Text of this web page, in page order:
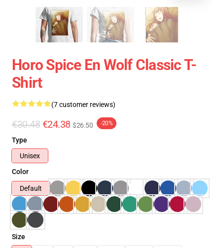
Horo Spice En Wolf Classic T-
Shirt
(7 customer reviews)
€30.48 €24.38 $26.50 -20%
Type
Unisex
Color
Default
Size